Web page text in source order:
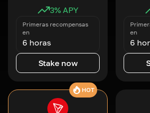
3% APY
Primeras recompensas
en
6 horas
Stake now
en
6
HOT